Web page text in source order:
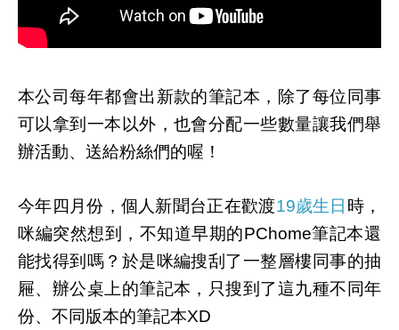
本公司每年都會出新款的筆記本，除了每位同事
可以拿到一本以外，也會分配一些數量讓我們舉
辦活動、送給粉絲們的喔！
今年四月份，個人新聞台正在歡渡19歲生日 時，
咪編突然想到，不知道早期的PChome筆記本還
能找得到嗎？於是咪編搜刮了一整層樓同事的抽
屜、辦公桌上的筆記本，只搜到了這九種不同年
份、不同版本的筆記本XD